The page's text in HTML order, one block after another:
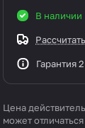
В наличии
Гарантия
Цена
может